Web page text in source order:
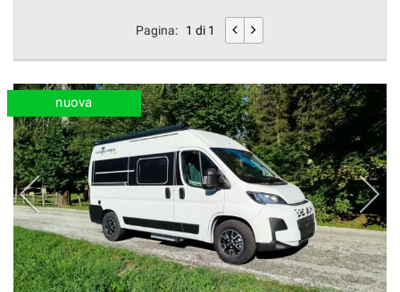
Pagina: 1 di 1
nuova